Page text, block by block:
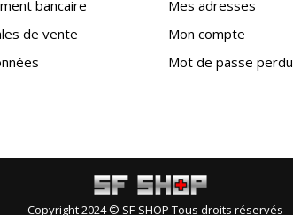
bancaire
de vente
Mes adresses
Mon compte
Mot de passe perdu
Copyright 2024 © SF-SHOP Tous droits réservés